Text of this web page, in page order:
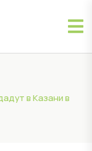
в Казани в